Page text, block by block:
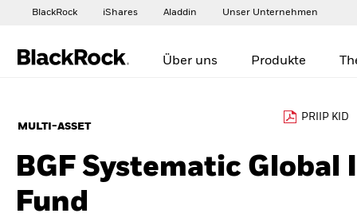
BlackRock iShares Aladdin Unser Unternehmen
Über uns Produkte
MULTI-ASSET
PRIIP KID
BGF Systematic
Fund